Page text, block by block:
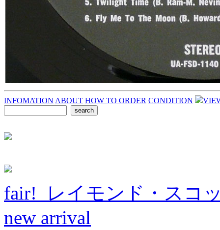
INFOMATION ABOUT HOW TO ORDER CONDITION
fair! レイモンド・スコ
new arrival